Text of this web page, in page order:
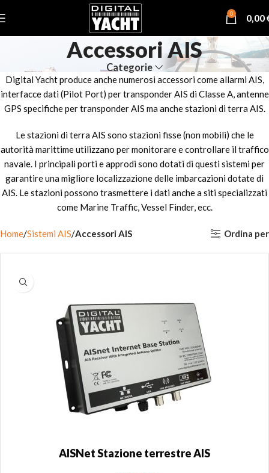
0 0,00
Accessori AIS
Categorie
Digital Yacht produce anche numerosi accessori come allarmi AIS,
interfacce dati (Pilot Port) per transponder AIS di Classe A, antenne
GPS specifiche per transponder AIS ma anche stazioni di terra AIS.
Le stazioni di terra AIS sono stazioni fisse (non mobili) che le
autorità marittime utilizzano per monitorare e controllare il traffico
navale. I principali porti e approdi sono dotati di questi sistemi per
garantire una migliore localizzazione delle imbarcazioni dotate di
AIS. Le stazioni possono trasmettere i dati anche a siti specializzati
come Marine Traffic, Vessel Finder, ecc.
Home Sistemi AIS Accessori AIS Ordina per
AISNet Stazione terrestre AIS